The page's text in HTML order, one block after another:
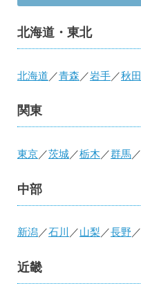
北海道・東北
北海道 ／青森 ／岩手／秋田
関東
東京／茨城／栃木 ／群馬／
中部
新潟／石川 ／山梨 ／長野／
近畿